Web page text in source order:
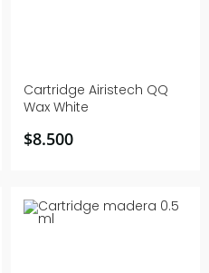
Cartridge Airistech QQ
Wax White
$8.500